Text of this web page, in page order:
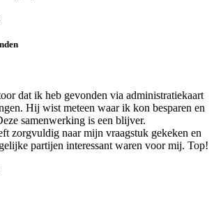
dat ik heb gevonden via administratiekaart
Hij wist meteen waar ik kon besparen en
samenwerking is een blijver.
zorgvuldig naar mijn vraagstuk gekeken en
partijen interessant waren voor mij. Top!